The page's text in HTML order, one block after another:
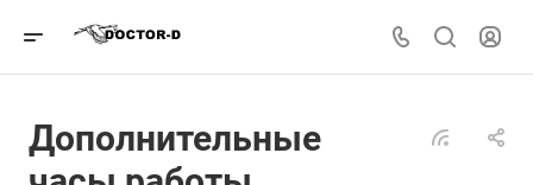
Дополнительные